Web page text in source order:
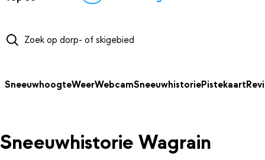
SneeuwhoogteWeerWebcamSneeuwhistoriePistekaart
Sneeuwhistorie Wagrain